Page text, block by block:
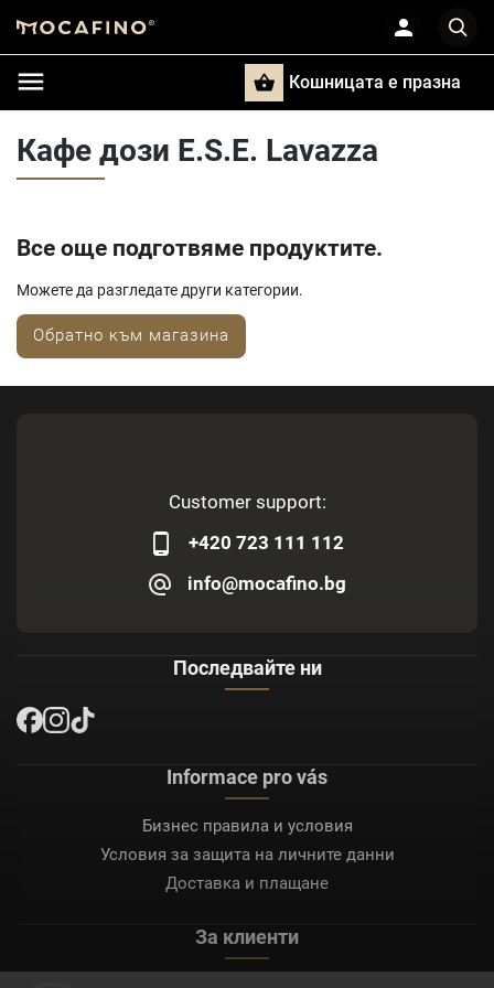
Кошницата e празна
Кафе дози E.S.E. Lavazza
Все още подготвяме продуктите.
Можете да разгледате други категории.
Обратно към магазина
Customer support:
+420 723 111 112
info@mocafino.bg
Последвайте ни
Informace pro vás
Бизнес правила и условия
Условия за защита на личните данни
Доставка и плащане
За клиенти